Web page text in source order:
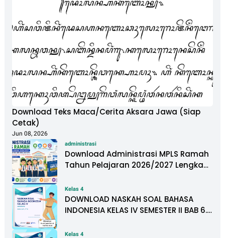
Download Teks Maca/Cerita Aksara Jawa (Siap
Cetak)
Jun 08, 2026
administrasi
Download Administrasi MPLS Ramah
Tahun Pelajaran 2026/2027 Lengkap
Kelas 4
DOWNLOAD NASKAH SOAL BAHASA
INDONESIA KELAS IV SEMESTER II BAB 6.
Kelas 4